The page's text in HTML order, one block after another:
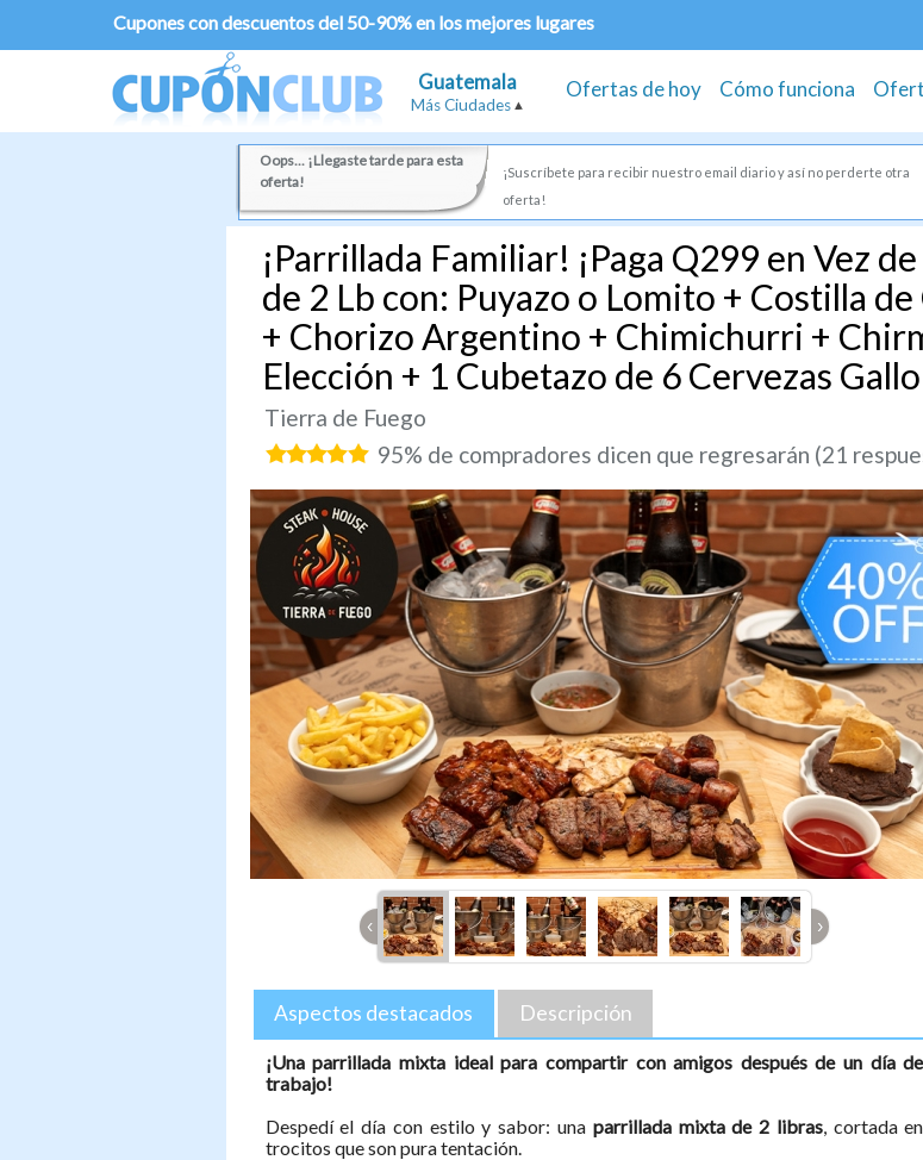
Cupones con descuentos del 50-90% en los mejores lugares
Guatemala
Más Ciudades
Ofertas de hoy Cómo funciona
Oops... ¡Llegaste tarde para esta
oferta!
¡Suscríbete para recibir nuestro email diario y así no perderte otra
oferta!
¡Parrillada Familiar! ¡Paga Q299 en Vez
de 2 Lb con: Puyazo o Lomito + Costilla
+ Chorizo Argentino + Chimichurri +
Elección + 1 Cubetazo de 6 Cervezas
Tierra de Fuego
95% de compradores dicen que regresarán (21
‹ ›
Aspectos destacados Descripción
¡Una parrillada mixta ideal para compartir con amigos después de un día de
trabajo!
Despedí el día con estilo y sabor: una parrillada mixta de 2 libras, cortada en
trocitos que son pura tentación.